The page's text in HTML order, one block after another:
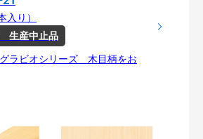
り）
生産中止品
ラビオシリーズ 木目柄をお